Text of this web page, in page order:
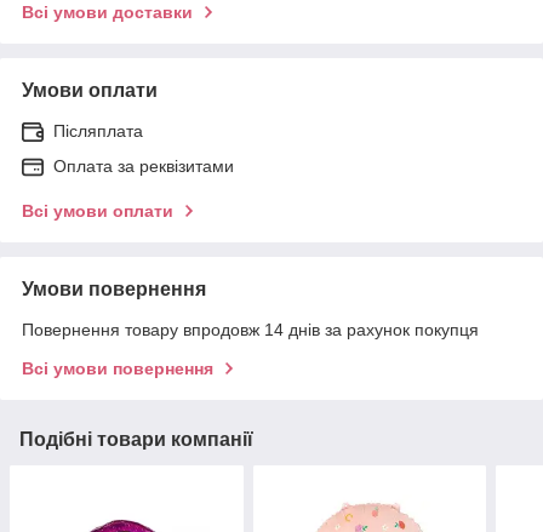
Всі умови доставки
Умови оплати
Післяплата
Оплата за реквізитами
Всі умови оплати
Умови повернення
Повернення товару впродовж 14 днів за рахунок покупця
Всі умови повернення
Подібні товари компанії